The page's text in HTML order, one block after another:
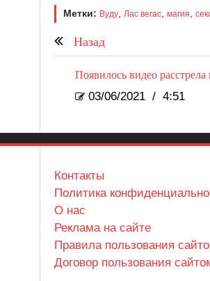
Метки: Вуду, Лас вегас, магия
Назад
Появилось видео
03/06/2021 / 4:51
Контакты
Политика
О нас
Реклама на сайте
Правила пользования
Договор пользования